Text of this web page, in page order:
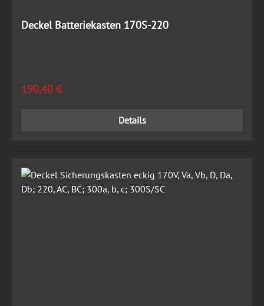
Deckel Batteriekasten 170S-220
Regulärer Preis:
190,40 €
Details